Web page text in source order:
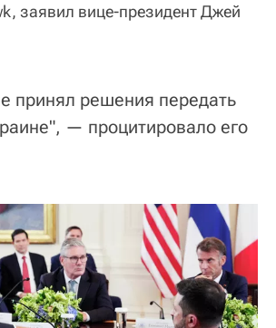
заявил вице-президент Джей
принял решения передать
— процитировало его